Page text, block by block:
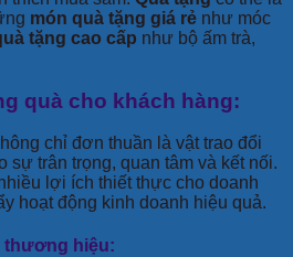
món quà tặng giá rẻ như móc
tặng cao cấp như bộ ấm trà,
quà cho khách hàng:
chỉ đơn thuần là vật trao đổi
sự trân trọng, quan tâm và kết nối.
lợi ích thiết thực cho doanh
hoạt động kinh doanh hiệu quả.
thương hiệu: